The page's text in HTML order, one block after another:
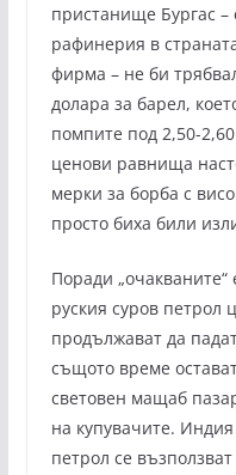
пристанище Бургас –
рафинерия в
фирма – не би
долара за барел,
помпите под 2,50-
ценови равнища
мерки за борба с
просто биха били
Поради
руския суров петрол
продължават да
същото време
световен мащаб
на купувачите.
петрол се